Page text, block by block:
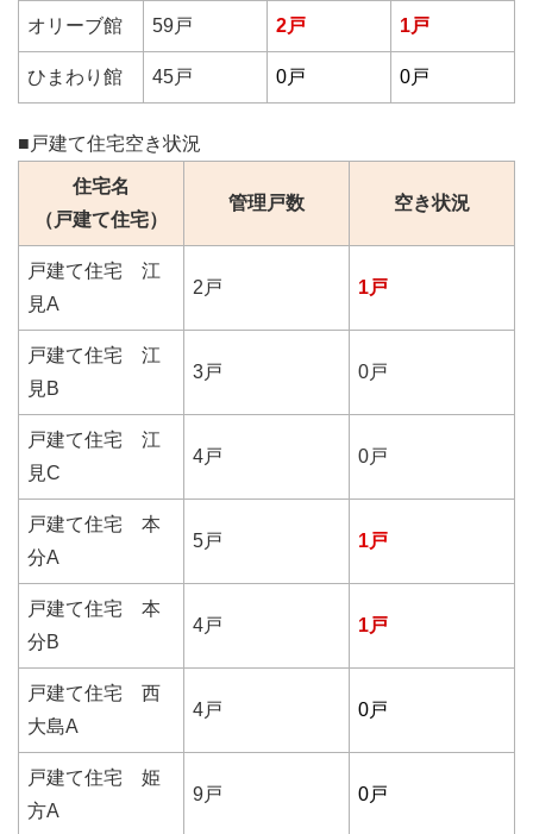
オリーブ館 59戸 2戸 1戸
ひまわり館 45戸 0戸 0戸
■戸建て住宅空き状況
住宅名
（戸建て住宅）
管理戸数 空き状況
戸建て住宅 江
見A
2戸 1戸
戸建て住宅 江
見B
3戸 0戸
戸建て住宅 江
見C
4戸 0戸
戸建て住宅 本
分A
5戸 1戸
戸建て住宅 本
分B
4戸 1戸
戸建て住宅 西
大島A
4戸 0戸
戸建て住宅 姫
方A
9戸 0戸